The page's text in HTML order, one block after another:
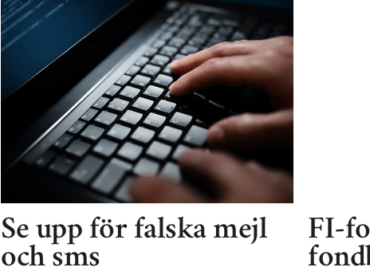
Se upp för falska mejl
och sms
FI-